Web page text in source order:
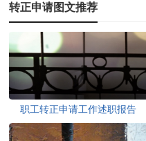
转正申请图文推荐
职工转正申请工作述职报告